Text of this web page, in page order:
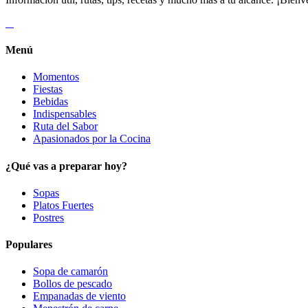
Menú
Momentos
Fiestas
Bebidas
Indispensables
Ruta del Sabor
Apasionados por la Cocina
¿Qué vas a preparar hoy?
Sopas
Platos Fuertes
Postres
Populares
Sopa de camarón
Bollos de pescado
Empanadas de viento